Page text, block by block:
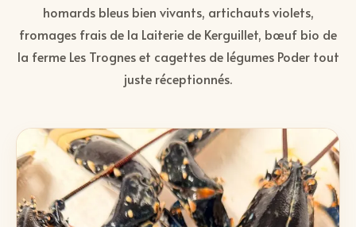
homards bleus bien vivants, artichauts violets,
fromages frais de la Laiterie de Kerguillet, bœuf bio de
la ferme Les Trognes et cagettes de légumes Poder tout
juste réceptionnés.